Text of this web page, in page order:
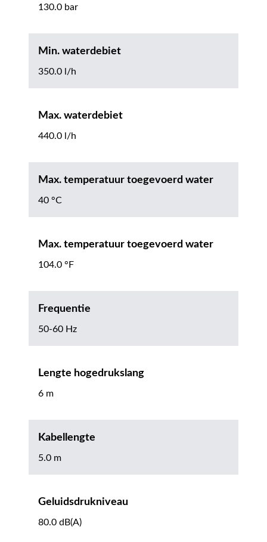
130.0 bar
Min. waterdebiet
350.0 l/h
Max. waterdebiet
440.0 l/h
Max. temperatuur toegevoerd water
40 °C
Max. temperatuur toegevoerd water
104.0 °F
Frequentie
50-60 Hz
Lengte hogedrukslang
6 m
Kabellengte
5.0 m
Geluidsdrukniveau
80.0 dB(A)